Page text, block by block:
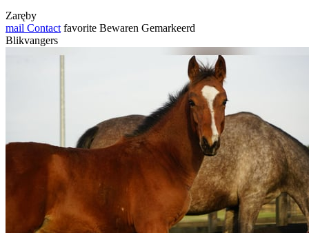
Zaręby
mail Contact favorite Bewaren Gemarkeerd
Blikvangers